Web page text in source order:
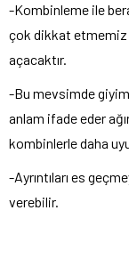
-Kombinleme ile
çok dikkat etmemiz
açacaktır.
-Bu mevsimde
anlam ifade eder
kombinlerle daha
-Ayrıntıları es
verebilir.